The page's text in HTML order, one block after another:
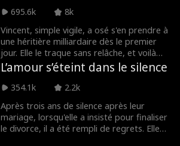
de son secret, et Terry s'en va, sans
savoir que Clara est enceinte. Des années
plus tard, il revient avec pouvoir et
richesse, et leur histoire d'amour
recommence.
695.6k
8k
Vincent, simple vigile, a osé s'en prendre à
une héritière milliardaire dès le premier
jour. Elle le traque sans relâche, et voilà
qu'une bande de riches gosses lui
cherchent des noises. S'il continue comme
ça, il va finir par se faire démasquer...
L’amour s’éteint dans le silence
354.1k
2.2k
Après trois ans de silence après leur
mariage, lorsqu'elle a insisté pour finaliser
le divorce, il a été rempli de regrets. Elle